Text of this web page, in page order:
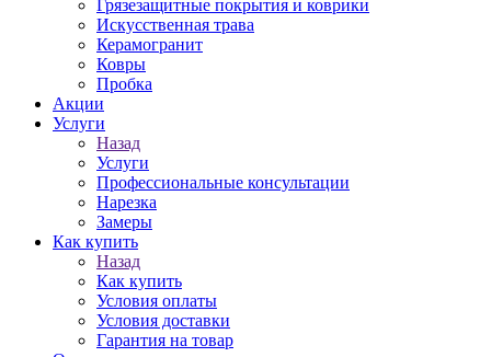
Грязезащитные покрытия и коврики
Искусственная трава
Керамогранит
Ковры
Пробка
Акции
Услуги
Назад
Услуги
Профессиональные консультации
Нарезка
Замеры
Как купить
Назад
Как купить
Условия оплаты
Условия доставки
Гарантия на товар